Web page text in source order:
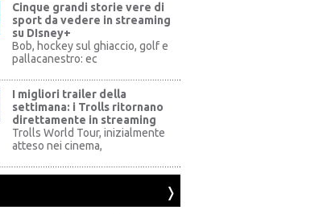
Cinque grandi storie vere di
sport da vedere in streaming
su DIsney+
Bob, hockey sul ghiaccio, golf e
pallacanestro: ec
I migliori trailer della
settimana: i Trolls ritornano
direttamente in streaming
Trolls World Tour, inizialmente
atteso nei cinema,